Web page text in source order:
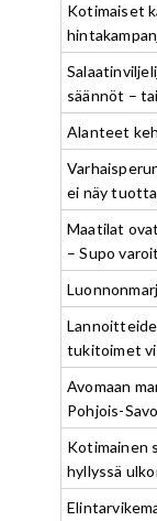
Kotimaiset
säännöt –
Alanteet
ei näy
Maatilat
– Supo
tukitoimet
Avomaan
Pohjois-
Kotimainen
hyllyssä